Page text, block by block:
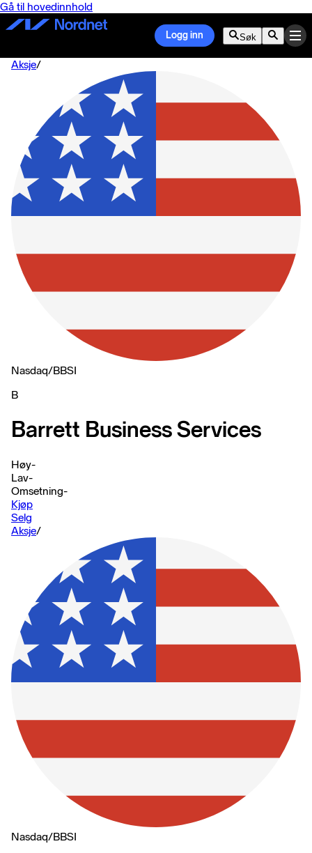
Gå til hovedinnhold
Logg inn Søk
Aksje/
Nasdaq/BBSI
B
Barrett Business Services
Høy-
Lav-
Omsetning-
Kjøp
Selg
Aksje/
Nasdaq/BBSI